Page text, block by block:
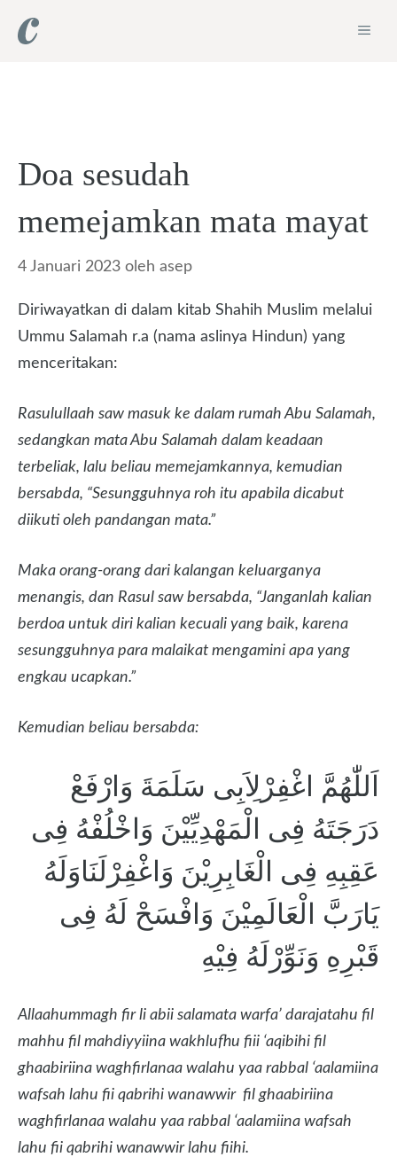
Doa sesudah
memejamkan mata mayat
4 Januari 2023 oleh asep
Diriwayatkan di dalam kitab Shahih Muslim melalui
Ummu Salamah r.a (nama aslinya Hindun) yang
menceritakan:
Rasulullaah saw masuk ke dalam rumah Abu Salamah,
sedangkan mata Abu Salamah dalam keadaan
terbeliak, lalu beliau memejamkannya, kemudian
bersabda, “Sesungguhnya roh itu apabila dicabut
diikuti oleh pandangan mata.”
Maka orang-orang dari kalangan keluarganya
menangis, dan Rasul saw bersabda, “Janganlah kalian
berdoa untuk diri kalian kecuali yang baik, karena
sesungguhnya para malaikat mengamini apa yang
engkau ucapkan.”
Kemudian beliau bersabda:
اَللّٰهُمَّ اغْفِرْلِاَبِى سَلَمَةَ وَارْفَعْ
دَرَجَتَهُ فِى الْمَهْدِيِّيْنَ وَاخْلُفْهُ فِى
عَقِبِهِ فِى الْغَابِرِيْنَ وَاغْفِرْلَنَاوَلَهُ
يَارَبَّ الْعَالَمِيْنَ وَافْسَحْ لَهُ فِى
قَبْرِهِ وَنَوِّرْلَهُ فِيْهِ
Allaahummagh fir li abii salamata warfa’ darajatahu fil
mahhu fil mahdiyyiina wakhlufhu fiii ‘aqibihi fil
ghaabiriina waghfirlanaa walahu yaa rabbal ‘aalamiina
wafsah lahu fii qabrihi wanawwir fil ghaabiriina
waghfirlanaa walahu yaa rabbal ‘aalamiina wafsah
lahu fii qabrihi wanawwir lahu fiihi.